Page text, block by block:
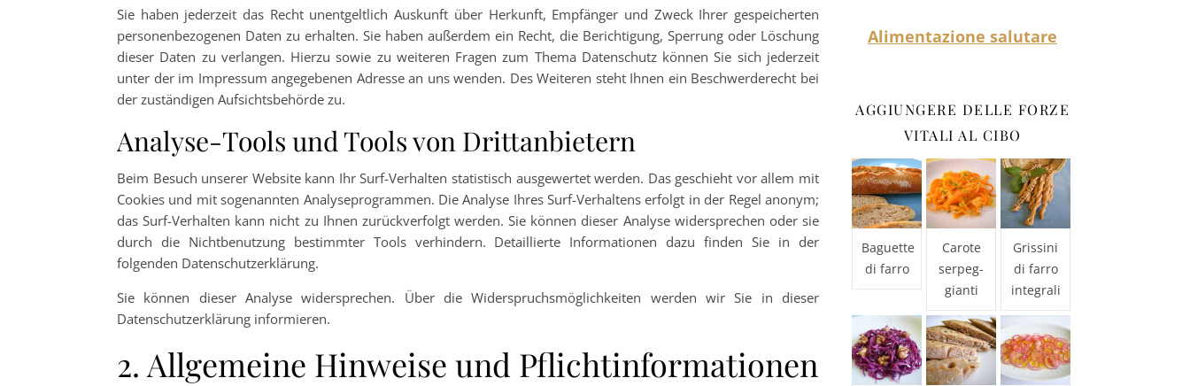
Sie haben jederzeit das Recht unentgeltlich Auskunft über Herkunft, Empfänger und Zweck Ihrer gespeicherten
personenbezogenen Daten zu erhalten. Sie haben außerdem ein Recht, die Berichtigung, Sperrung oder Löschung
dieser Daten zu verlangen. Hierzu sowie zu weiteren Fragen zum Thema Datenschutz können Sie sich jederzeit
unter der im Impressum angegebenen Adresse an uns wenden. Des Weiteren steht Ihnen ein Beschwerderecht bei
der zuständigen Aufsichtsbehörde zu.
Analyse-Tools und Tools von Drittanbietern
Beim Besuch unserer Website kann Ihr Surf-Verhalten statistisch ausgewertet werden. Das geschieht vor allem mit
Cookies und mit sogenannten Analyseprogrammen. Die Analyse Ihres Surf-Verhaltens erfolgt in der Regel anonym;
das Surf-Verhalten kann nicht zu Ihnen zurückverfolgt werden. Sie können dieser Analyse widersprechen oder sie
durch die Nichtbenutzung bestimmter Tools verhindern. Detaillierte Informationen dazu finden Sie in der
folgenden Datenschutzerklärung.
Sie können dieser Analyse widersprechen. Über die Widerspruchsmöglichkeiten werden wir Sie in dieser
Datenschutzerklärung informieren.
2. Allgemeine Hinweise und Pflichtinformationen
Alimentazione salutare
AGGIUNGERE DELLE FORZE
VITALI AL CIBO
Baguette
di farro
Carote
serpeg-
gianti
Grissini
di farro
integrali